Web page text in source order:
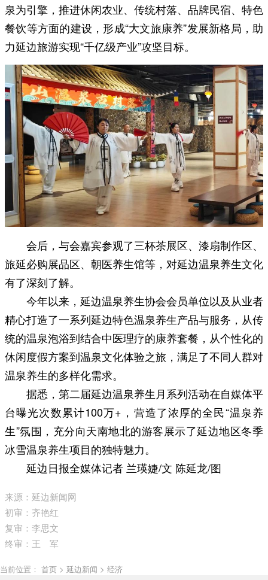
泉为引擎，推进休闲农业、传统村落、品牌民宿、特色
餐饮等方面的建设，形成“大文旅康养”发展新格局，助
力延边旅游实现“千亿级产业”攻坚目标。
会后，与会嘉宾参观了三杯茶展区、漆扇制作区、
旅延必购展品区、朝医养生馆等，对延边温泉养生文化
有了深刻了解。
今年以来，延边温泉养生协会会员单位以及从业者
精心打造了一系列延边特色温泉养生产品与服务，从传
统的温泉泡浴到结合中医理疗的康养套餐，从个性化的
休闲度假方案到温泉文化体验之旅，满足了不同人群对
温泉养生的多样化需求。
据悉，第二届延边温泉养生月系列活动在自媒体平
台曝光次数累计100万+，营造了浓厚的全民“温泉养
生”氛围，充分向天南地北的游客展示了延边地区冬季
冰雪温泉养生项目的独特魅力。
延边日报全媒体记者 兰瑛婕/文 陈延龙/图
来源：延边新闻网
初审：齐艳红
复审：李思文
终审：王 军
当前位置： 首页 > 延边新闻 > 经济